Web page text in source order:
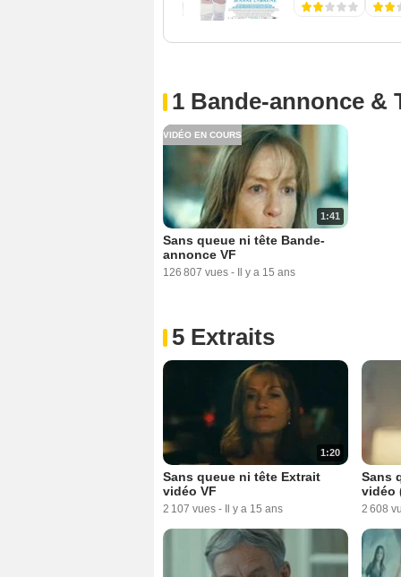
1 Bande-annonce &
1:41
VIDÉO EN COURS
Sans queue ni tête Bande-
annonce VF
126 807 vues - Il y a 15 ans
5 Extraits
1:20
Sans queue ni tête Extrait
vidéo VF
2 107 vues - Il y a 15 ans
Sans
vidéo
2 608